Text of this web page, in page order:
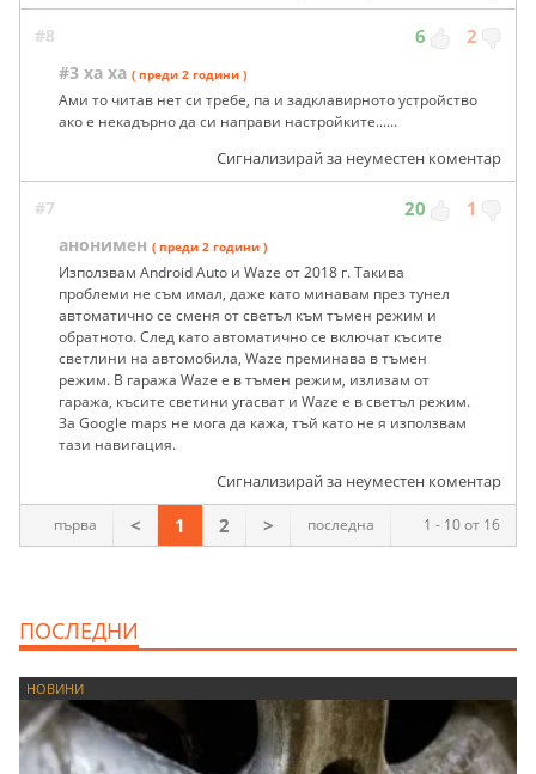
#8 6 2
#3 ха ха ( преди 2 години )
Ами то читав нет си требе, па и задклавирното устройство
ако е некадърно да си направи настройките......
Сигнализирай за неуместен коментар
#7 20 1
анонимен ( преди 2 години )
Използвам Android Auto и Waze от 2018 г. Такива
проблеми не съм имал, даже като минавам през тунел
автоматично се сменя от светъл към тъмен режим и
обратното. След като автоматично се включат късите
светлини на автомобила, Waze преминава в тъмен
режим. В гаража Waze е в тъмен режим, излизам от
гаража, късите светини угасват и Waze е в светъл режим.
За Google maps не мога да кажа, тъй като не я използвам
тази навигация.
Сигнализирай за неуместен коментар
1 - 10 от 16
първа < 1 2 > последна
ПОСЛЕДНИ
НОВИНИ